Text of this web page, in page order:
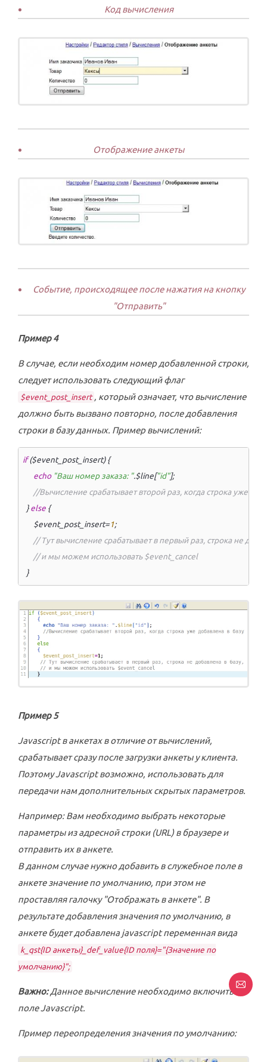
Код вычисления
Отображение анкеты
Событие, происходящее после нажатия на кнопку
"Отправить"
Пример 4
В случае, если необходим номер добавленной строки,
следует использовать следующий флаг
$event_post_insert , который означает, что вычисление
должно быть вызвано повторно, после добавления
строки в базу данных. Пример вычислений:
if ($event_post_insert) {
echo "Ваш номер заказа: ".$line["id"];
//Вычисление срабатывает второй раз, когда строка уже
  }
else {
      $event_post_insert=
1;
// Тут вычисление срабатывает в первый раз, строка не
// и мы можем использовать $event_cancel
  }
Пример 5
Javascript в анкетах в отличие от вычислений,
срабатывает сразу после загрузки анкеты у клиента.
Поэтому Javascript возможно, использовать для
передачи нам дополнительных скрытых параметров.
Например: Вам необходимо выбрать некоторые
параметры из адресной строки (URL) в браузере и
отправить их в анкете.
В данном случае нужно добавить в служебное поле в
анкете значение по умолчанию, при этом не
проставляя галочку "Отображать в анкете". В
результате добавления значения по умолчанию, в
анкете будет добавлена javascript переменная вида
k_qst{ID анкеты}_def_value{ID поля}="{Значение по
умолчанию}";
Важно:Данное вычисление необходимо включить в
поле Javascript.
Пример переопределения значения по умолчанию: